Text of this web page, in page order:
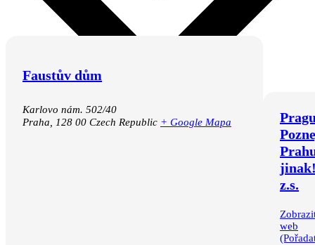
Faustův dům
Karlovo nám. 502/40
Praha, 128 00 Czech Republic + Google Mapa
z.s.
web